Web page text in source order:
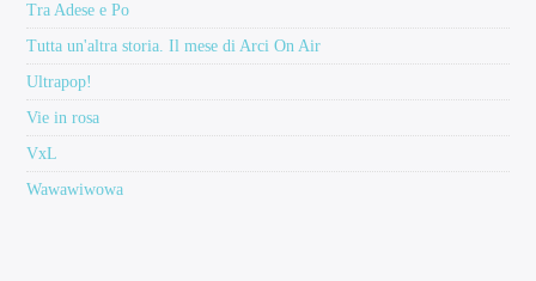
Tra Adese e Po
Tutta un'altra storia. Il mese di Arci On Air
Ultrapop!
Vie in rosa
VxL
Wawawiwowa